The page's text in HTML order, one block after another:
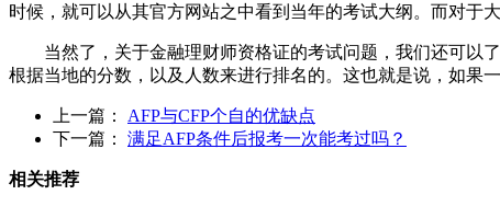
时候，就可以从其官方网站之中看到当年的考试大纲。而对于
当然了，关于金融理财师资格证的考试问题，我们还可以了
根据当地的分数，以及人数来进行排名的。这也就是说，如果
上一篇：
AFP与CFP个自的优缺点
下一篇：
满足AFP条件后报考一次能考过吗？
相关推荐